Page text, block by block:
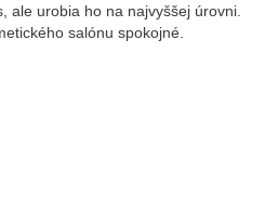
ale urobia ho na najvyššej úrovni.
salónu spokojné.